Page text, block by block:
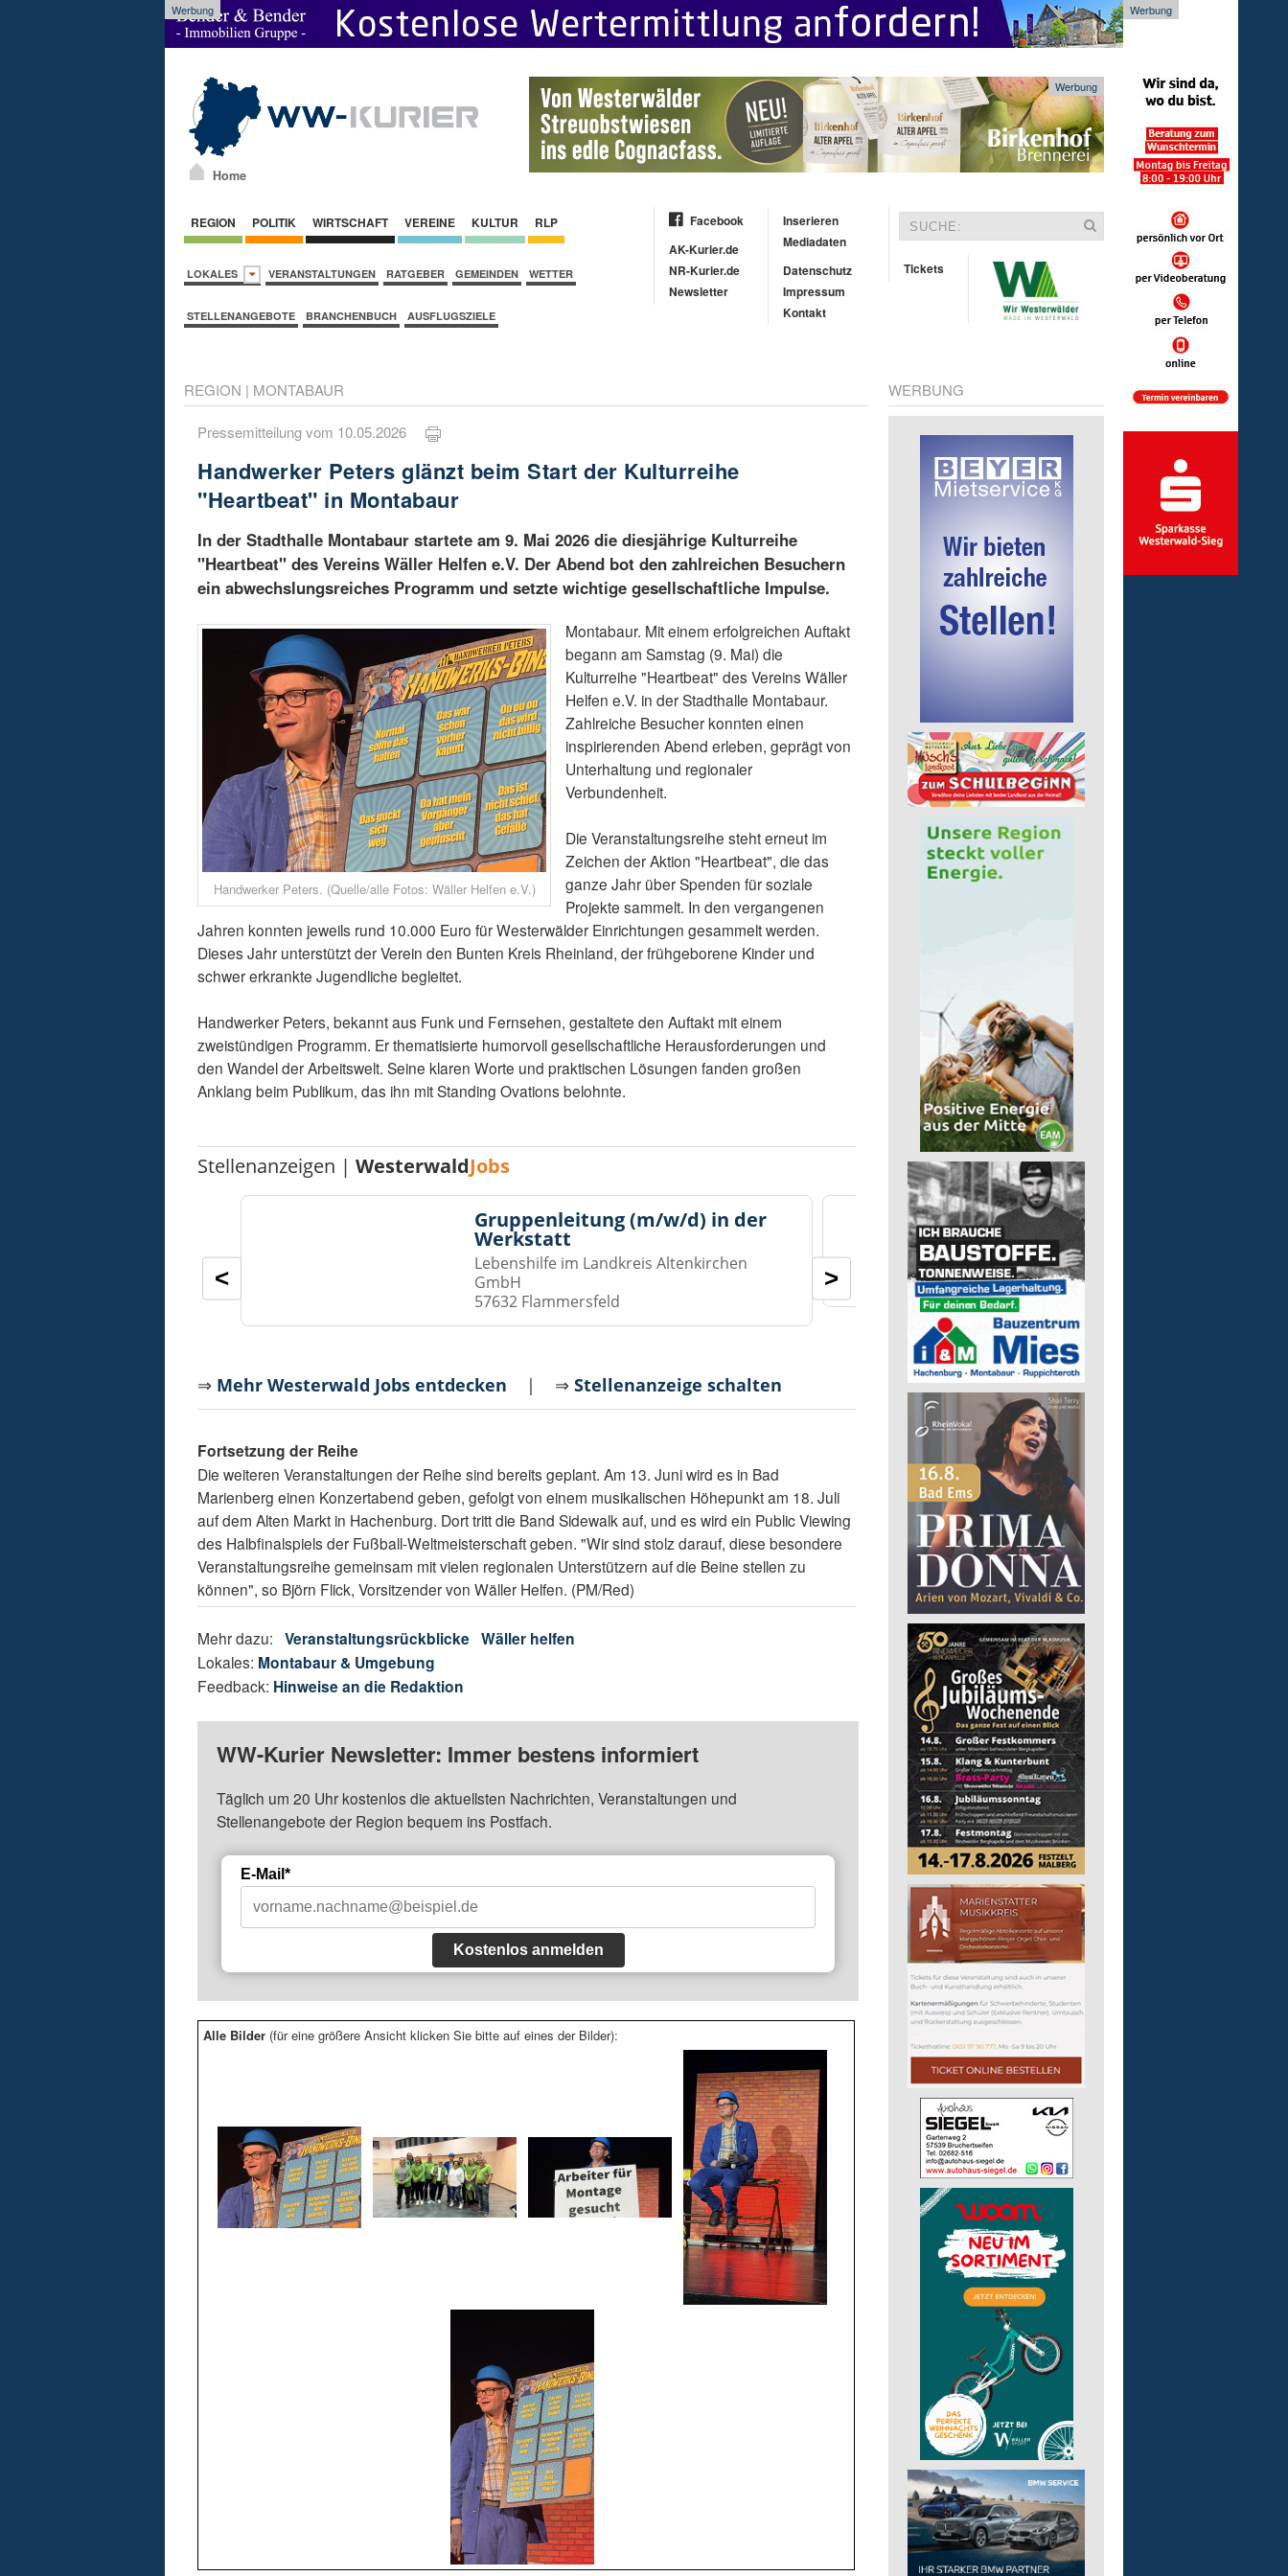
Werbung Werbung
Home
Werbung
REGION POLITIK WIRTSCHAFT VEREINE KULTUR RLP
LOKALES VERANSTALTUNGEN RATGEBER GEMEINDEN WETTER
STELLENANGEBOTE BRANCHENBUCH AUSFLUGSZIELE
Facebook
AK-Kurier.de
NR-Kurier.de
Newsletter
Inserieren
Mediadaten
Datenschutz
Impressum
Kontakt
Tickets
REGION | MONTABAUR
Pressemitteilung vom 10.05.2026
Handwerker Peters glänzt beim Start der Kulturreihe
"Heartbeat" in Montabaur
In der Stadthalle Montabaur startete am 9. Mai 2026 die diesjährige Kulturreihe
"Heartbeat" des Vereins Wäller Helfen e.V. Der Abend bot den zahlreichen Besuchern
ein abwechslungsreiches Programm und setzte wichtige gesellschaftliche Impulse.
Handwerker Peters. (Quelle/alle Fotos: Wäller Helfen e.V.)
Montabaur. Mit einem erfolgreichen Auftakt
begann am Samstag (9. Mai) die
Kulturreihe "Heartbeat" des Vereins Wäller
Helfen e.V. in der Stadthalle Montabaur.
Zahlreiche Besucher konnten einen
inspirierenden Abend erleben, geprägt von
Unterhaltung und regionaler
Verbundenheit.
Die Veranstaltungsreihe steht erneut im
Zeichen der Aktion "Heartbeat", die das
ganze Jahr über Spenden für soziale
Projekte sammelt. In den vergangenen
Jahren konnten jeweils rund 10.000 Euro für Westerwälder Einrichtungen gesammelt werden.
Dieses Jahr unterstützt der Verein den Bunten Kreis Rheinland, der frühgeborene Kinder und
schwer erkrankte Jugendliche begleitet.
Handwerker Peters, bekannt aus Funk und Fernsehen, gestaltete den Auftakt mit einem
zweistündigen Programm. Er thematisierte humorvoll gesellschaftliche Herausforderungen und
den Wandel der Arbeitswelt. Seine klaren Worte und praktischen Lösungen fanden großen
Anklang beim Publikum, das ihn mit Standing Ovations belohnte.
Stellenanzeigen |WesterwaldJobs
Gruppenleitung (m/w/d) in der
Werkstatt
Lebenshilfe im Landkreis Altenkirchen
GmbH
57632 Flammersfeld
Arbeitstrainer/-in (m/
Lebenshilfe im Landkreis
GmbH
57610 Altenkirchen
< >
⇒ Mehr Westerwald Jobs entdecken | ⇒Stellenanzeige schalten
Fortsetzung der Reihe
Die weiteren Veranstaltungen der Reihe sind bereits geplant. Am 13. Juni wird es in Bad
Marienberg einen Konzertabend geben, gefolgt von einem musikalischen Höhepunkt am 18. Juli
auf dem Alten Markt in Hachenburg. Dort tritt die Band Sidewalk auf, und es wird ein Public Viewing
des Halbfinalspiels der Fußball-Weltmeisterschaft geben. "Wir sind stolz darauf, diese besondere
Veranstaltungsreihe gemeinsam mit vielen regionalen Unterstützern auf die Beine stellen zu
können", so Björn Flick, Vorsitzender von Wäller Helfen. (PM/Red)
Mehr dazu:Veranstaltungsrückblicke Wäller helfen
Lokales: Montabaur & Umgebung
Feedback: Hinweise an die Redaktion
WW-Kurier Newsletter: Immer bestens informiert
Täglich um 20 Uhr kostenlos die aktuellsten Nachrichten, Veranstaltungen und
Stellenangebote der Region bequem ins Postfach.
E-Mail*
Kostenlos anmelden
Alle Bilder (für eine größere Ansicht klicken Sie bitte auf eines der Bilder):
WERBUNG